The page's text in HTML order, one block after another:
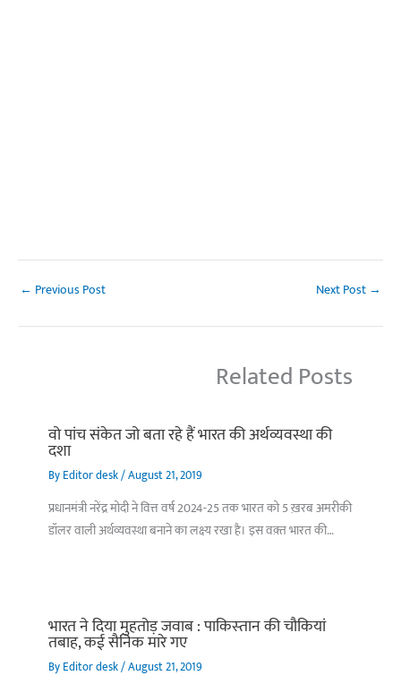
← Previous Post Next Post →
Related Posts
वो पांच संकेत जो बता रहे हैं भारत की अर्थव्यवस्था की
दशा
ByEditor desk/August 21, 2019
प्रधानमंत्री नरेंद्र मोदी ने वित्त वर्ष 2024-25 तक भारत को 5 ख़रब अमरीकी
डॉलर वाली अर्थव्यवस्था बनाने का लक्ष्य रखा है। इस वक़्त भारत की…
भारत ने दिया मुहतोड़ जवाब : पाकिस्‍तान की चौकियां
तबाह, कई सैनिक मारे गए
ByEditor desk/August 21, 2019